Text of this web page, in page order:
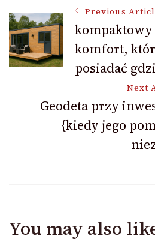
Post
Navigation
Previous
kompaktowy
komfort,
posiadać
Next
Geodeta przy
{kiedy jego
You may also